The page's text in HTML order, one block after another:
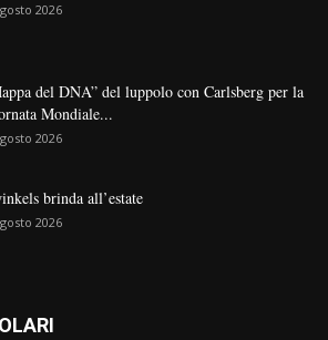
2026
del DNA” del luppolo con Carlsberg per la
Mondiale...
2026
brinda all’estate
2026